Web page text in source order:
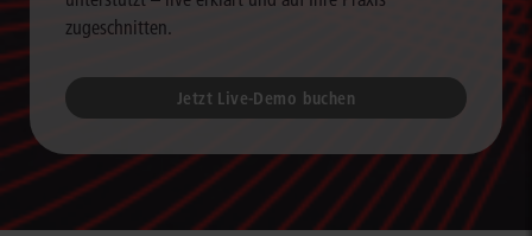
zugeschnitten.
Jetzt Live-Demo buchen